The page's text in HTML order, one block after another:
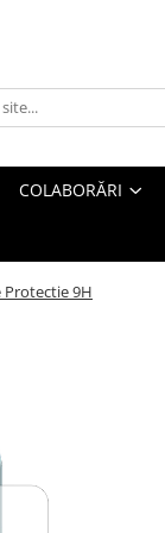
COLABORĂRI
Protectie 9H